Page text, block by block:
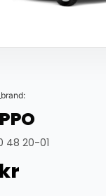
48 20-01
kr